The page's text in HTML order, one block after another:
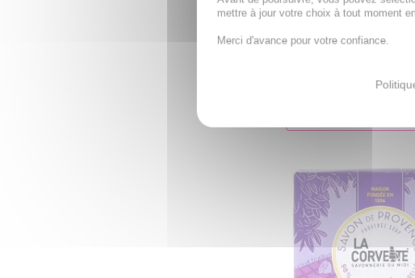
3x200g
Savon pain
mettre à jour votre choix à tout moment
Merci d'avance pour votre confiance.